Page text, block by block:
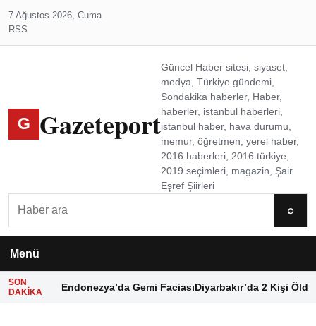
7 Ağustos 2026, Cuma
RSS
G Gazeteport
Güncel Haber sitesi, siyaset,
medya, Türkiye gündemi,
Sondakika haberler, Haber,
haberler, istanbul haberleri,
istanbul haber, hava durumu,
memur, öğretmen, yerel haber,
2016 haberleri, 2016 türkiye,
2019 seçimleri, magazin, Şair
Eşref Şiirleri
⌕
Menü
SON
DAKIKA
Endonezya’da Gemi FaciasıDiyarbakır’da 2 Kişi Öldü